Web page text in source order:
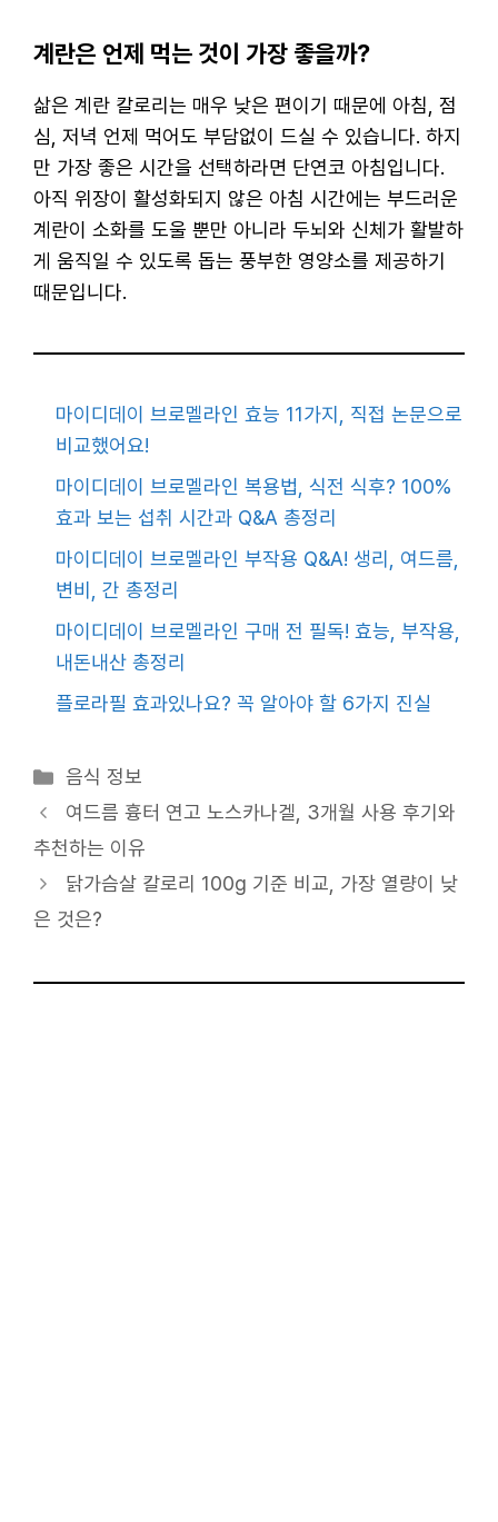
계란은 언제 먹는 것이 가장 좋을까?
삶은 계란 칼로리는 매우 낮은 편이기 때문에 아침, 점
심, 저녁 언제 먹어도 부담없이 드실 수 있습니다. 하지
만 가장 좋은 시간을 선택하라면 단연코 아침입니다.
아직 위장이 활성화되지 않은 아침 시간에는 부드러운
계란이 소화를 도울 뿐만 아니라 두뇌와 신체가 활발하
게 움직일 수 있도록 돕는 풍부한 영양소를 제공하기
때문입니다.
마이디데이 브로멜라인 효능 11가지, 직접 논문으로
비교했어요!
마이디데이 브로멜라인 복용법, 식전 식후? 100%
효과 보는 섭취 시간과 Q&A 총정리
마이디데이 브로멜라인 부작용 Q&A! 생리, 여드름,
변비, 간 총정리
마이디데이 브로멜라인 구매 전 필독! 효능, 부작용,
내돈내산 총정리
플로라필 효과있나요? 꼭 알아야 할 6가지 진실
카
테
고
리
음식 정보
여드름 흉터 연고 노스카나겔, 3개월 사용 후기와
추천하는 이유
닭가슴살 칼로리 100g 기준 비교, 가장 열량이 낮
은 것은?